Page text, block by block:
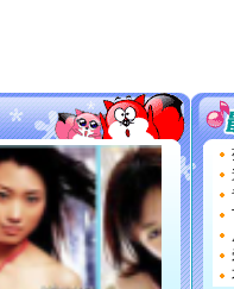
[圣诞节]
你太多
要平安！
[圣诞节]
能正大
都要快乐
[圣诞节]
如意,快
[元旦]
看
断电。